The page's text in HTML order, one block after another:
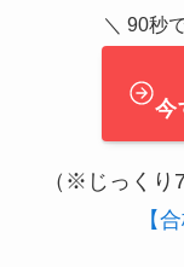
＼ 90秒
今
（※じっく
【